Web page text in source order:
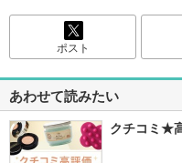
ポスト
あわせて読みたい
クチコミ★